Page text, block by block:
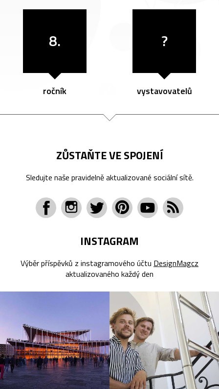
8.
ročník
?
vystavovatelů
ZŮSTAŇTE VE SPOJENÍ
Sledujte naše pravidelně aktualizované sociální sítě.
INSTAGRAM
Výběr příspěvků z instagramového účtu DesignMagcz
aktualizovaného každý den